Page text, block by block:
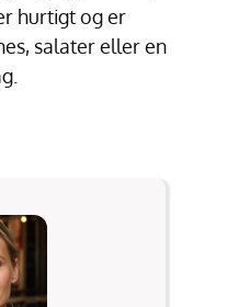
hurtigt og er
salater eller en